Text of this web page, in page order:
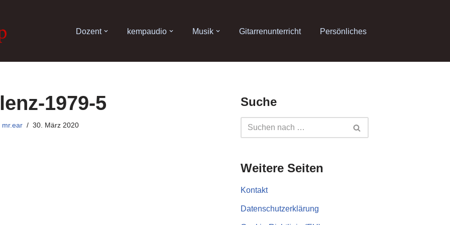
Dozent kempaudio Musik Gitarrenunterricht Persönliches
1979-5
mr.ear 30. März 2020
Suche
Weitere Seiten
Kontakt
Datenschutzerklärung